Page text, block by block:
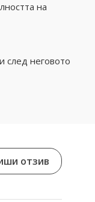
на
неговото
отзив